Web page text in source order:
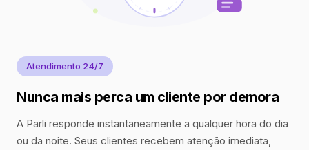
Atendimento 24/7
Nunca mais perca um cliente por demora
A Parli responde instantaneamente a qualquer hora do dia
ou da noite. Seus clientes recebem atenção imediata,